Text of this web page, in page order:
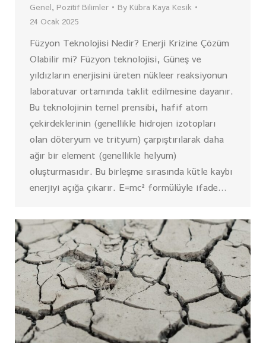
Genel, Pozitif Bilimler By Kübra Kaya Kesik
24 Ocak 2025
Füzyon Teknolojisi Nedir? Enerji Krizine Çözüm
Olabilir mi? Füzyon teknolojisi, Güneş ve
yıldızların enerjisini üreten nükleer reaksiyonun
laboratuvar ortamında taklit edilmesine dayanır.
Bu teknolojinin temel prensibi, hafif atom
çekirdeklerinin (genellikle hidrojen izotopları
olan döteryum ve trityum) çarpıştırılarak daha
ağır bir element (genellikle helyum)
oluşturmasıdır. Bu birleşme sırasında kütle kaybı
enerjiyi açığa çıkarır. E=mc² formülüyle ifade…